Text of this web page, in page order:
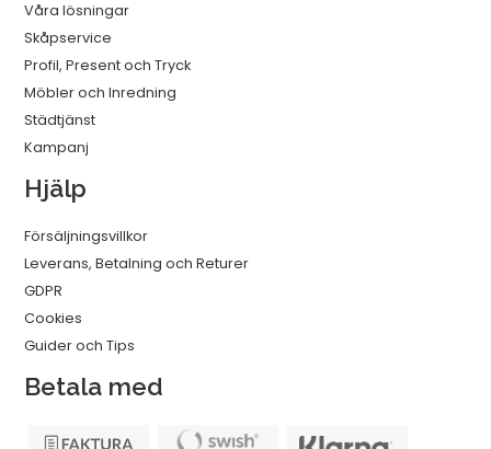
Våra lösningar
Skåpservice
Profil, Present och Tryck
Möbler och Inredning
Städtjänst
Kampanj
Hjälp
Försäljningsvillkor
Leverans, Betalning och Returer
GDPR
Cookies
Guider och Tips
Betala med